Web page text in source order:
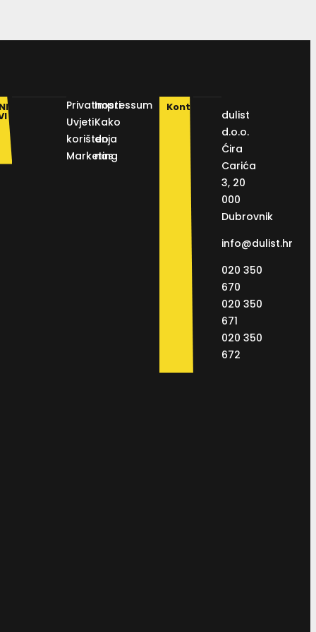
Privatnosti
Uvjeti
korištenja
Marketing
Impressum
Kako
do
nas
Kontakt
dulist
d.o.o.
Ćira
Carića
3, 20
000
Dubrovnik
info@dulist.hr
020 350
670
020 350
671
020 350
672